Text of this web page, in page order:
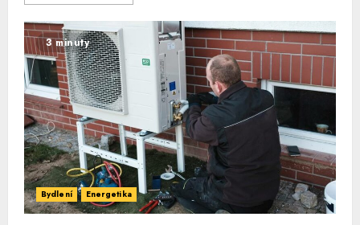
3 minuty
Bydlení Energetika